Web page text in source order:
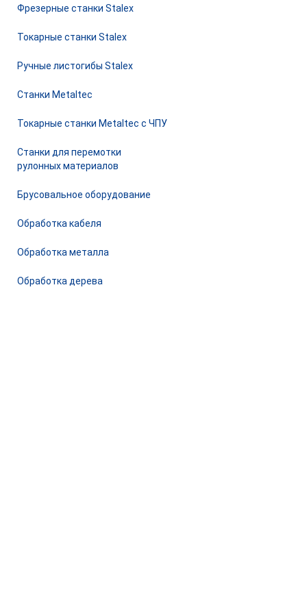
Фрезерные станки Stalex
Токарные станки Stalex
Ручные листогибы Stalex
Станки Metaltec
Токарные станки Metaltec с ЧПУ
Станки для перемотки
рулонных материалов
Брусовальное оборудование
Обработка кабеля
Обработка металла
Обработка дерева